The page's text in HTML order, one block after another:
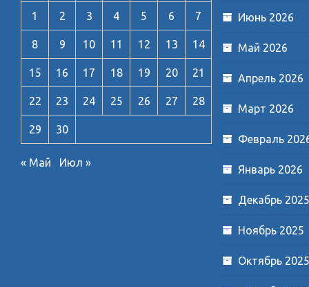
1 2 3 4 5 6 7
8 9 10 11 12 13 14
15 16 17 18 19 20 21
22 23 24 25 26 27 28
29 30
« Май Июл »
Июнь 2026
Май 2026
Апрель 2026
Март 2026
Февраль
Январь 2026
Декабрь 2025
Ноябрь 2025
Октябрь 2025